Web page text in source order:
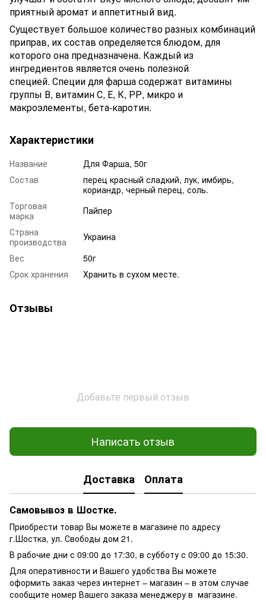
приятный аромат и аппетитный вид.
Существует большое количество разных комбинаций
приправ, их состав определяется блюдом, для
которого она предназначена. Каждый из
ингредиентов является очень полезной
специей. Специи для фарша содержат витамины
группы В, витамин С, Е, К, РР, микро и
макроэлементы, бета-каротин.
Характеристики
Название
Для Фарша, 50г
Состав
перец красный сладкий, лук, имбирь,
кориандр, черный перец, соль.
Торговая
марка
Пайпер
Страна
производства
Украина
Вес
50г
Срок хранения
Хранить в сухом месте.
Отзывы
Добавьте первый отзыв
Написать отзыв
Доставка Оплата
Самовывоз в Шостке.
Приобрести товар Вы можете в магазине по адресу
г.Шостка, ул. Свободы дом 21.
В рабочие дни с 09:00 до 17:30, в субботу с 09:00 до 15:30.
Для оперативности и Вашего удобства Вы можете
оформить заказ через интернет – магазин – в этом случае
сообщите номер Вашего заказа менеджеру в магазине.